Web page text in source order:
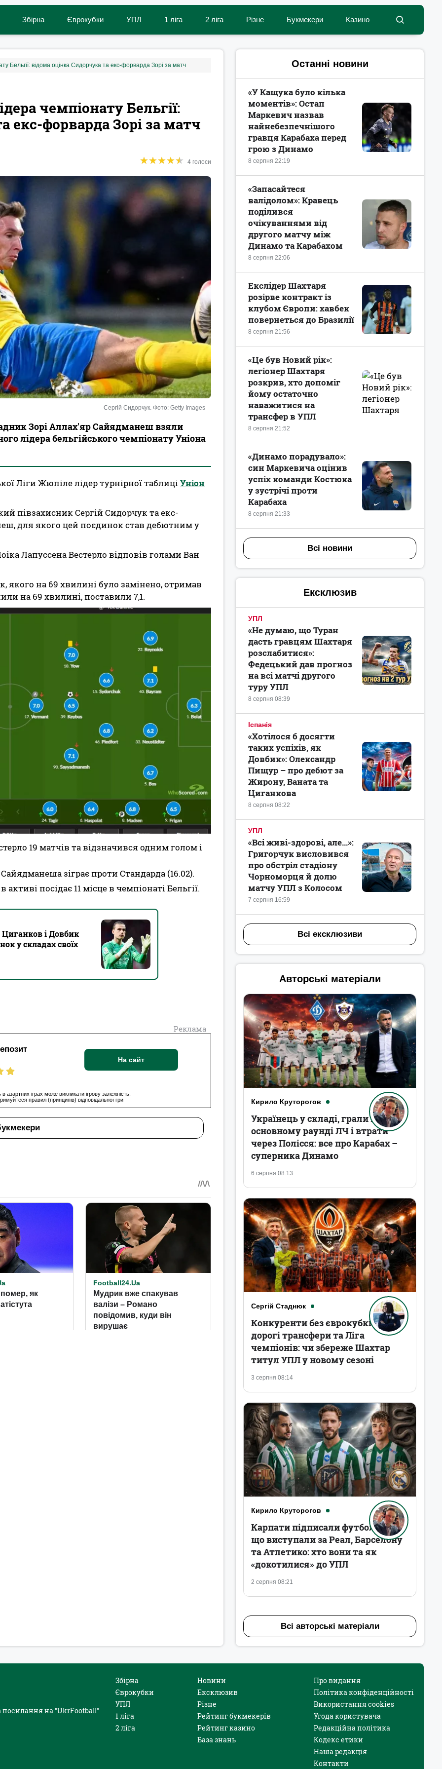
Збірна Єврокубки УПЛ 1 ліга 2 ліга Різне Букмекери Казино
Бельгії: відома оцінка Сидорчука та екс-форварда Зорі за матч
чемпіонату Бельгії:
екс-форварда Зорі за матч
★★★★★
★★★★★ 4 голоси
Сергій Сидорчук. Фото: Getty Images
Зорі Аллах'яр Сайядманеш взяли
лідера бельгійського чемпіонату Уніона
Ліги Жюпіле лідер турнірної таблиці Уніон
півзахисник Сергій Сидорчук та екс-
для якого цей поєдинок став дебютним у
Лапуссена Вестерло відповів голами Ван
якого на 69 хвилині було замінено, отримав
на 69 хвилині, поставили 7,1.
19 матчів та відзначився одним голом і
зіграє проти Стандарда (16.02).
посідає 11 місце в чемпіонаті Бельгії.
і Довбик
у складах своїх
Реклама
На сайт
в азартних іграх може викликати ігрову залежність.
правил (принципів) відповідальної гри
Останні новини
8 серпня 22:19
«У Кащука було кілька
моментів»: Остап
Маркевич назвав
найнебезпечнішого
гравця Карабаха перед
грою з Динамо
8 серпня 22:06
«Запасайтеся
валідолом»: Кравець
поділився
очікуваннями від
другого матчу між
Динамо та Карабахом
8 серпня 21:56
Екслідер Шахтаря
розірве контракт із
клубом Європи: хавбек
повернеться до Бразилії
8 серпня 21:52
«Це був Новий рік»:
легіонер Шахтаря
розкрив, хто допоміг
йому остаточно
наважитися на
трансфер в УПЛ
8 серпня 21:33
«Динамо порадувало»:
син Маркевича оцінив
успіх команди Костюка
у зустрічі проти
Карабаха
Всі новини
Ексклюзив
УПЛ
8 серпня 08:39
«Не думаю, що Туран
дасть гравцям Шахтаря
розслабитися»:
Федецький дав прогноз
на всі матчі другого
туру УПЛ
Іспанія
8 серпня 08:22
«Хотілося б досягти
таких успіхів, як
Довбик»: Олександр
Пищур – про дебют за
Жирону, Ваната та
Циганкова
УПЛ
7 серпня 16:59
«Всі живі-здорові, але...»:
Григорчук висловився
про обстріл стадіону
Чорноморця й долю
матчу УПЛ з Колосом
Всі ексклюзиви
Авторські матеріали
Кирило Круторогов
6 серпня 08:13
Українець у складі, грали в
основному раунді ЛЧ і втрати
через Полісся: все про Карабах –
суперника Динамо
Сергій Стаднюк
3 серпня 08:14
Конкуренти без єврокубків,
дорогі трансфери та Ліга
чемпіонів: чи збереже Шахтар
титул УПЛ у новому сезоні
Кирило Круторогов
2 серпня 08:21
Карпати підписали футболістів,
що виступали за Реал, Барселону
та Атлетико: хто вони та як
«докотилися» до УПЛ
Всі авторські матеріали
посилання на "UkrFootball"
Збірна
Єврокубки
УПЛ
1 ліга
2 ліга
Новини
Ексклюзив
Різне
Рейтинг букмекерів
Рейтинг казино
База знань
Про видання
Політика конфіденційності
Використання cookies
Угода користувача
Редакційна політика
Кодекс етики
Наша редакція
Контакти